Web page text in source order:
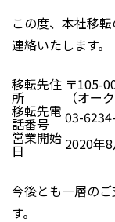
この度、本社移
連絡いたします。
移転先住
所
〒105-
（オー
移転先電
話番号
03-
営業開始
日 2020年
今後とも一層の
す。